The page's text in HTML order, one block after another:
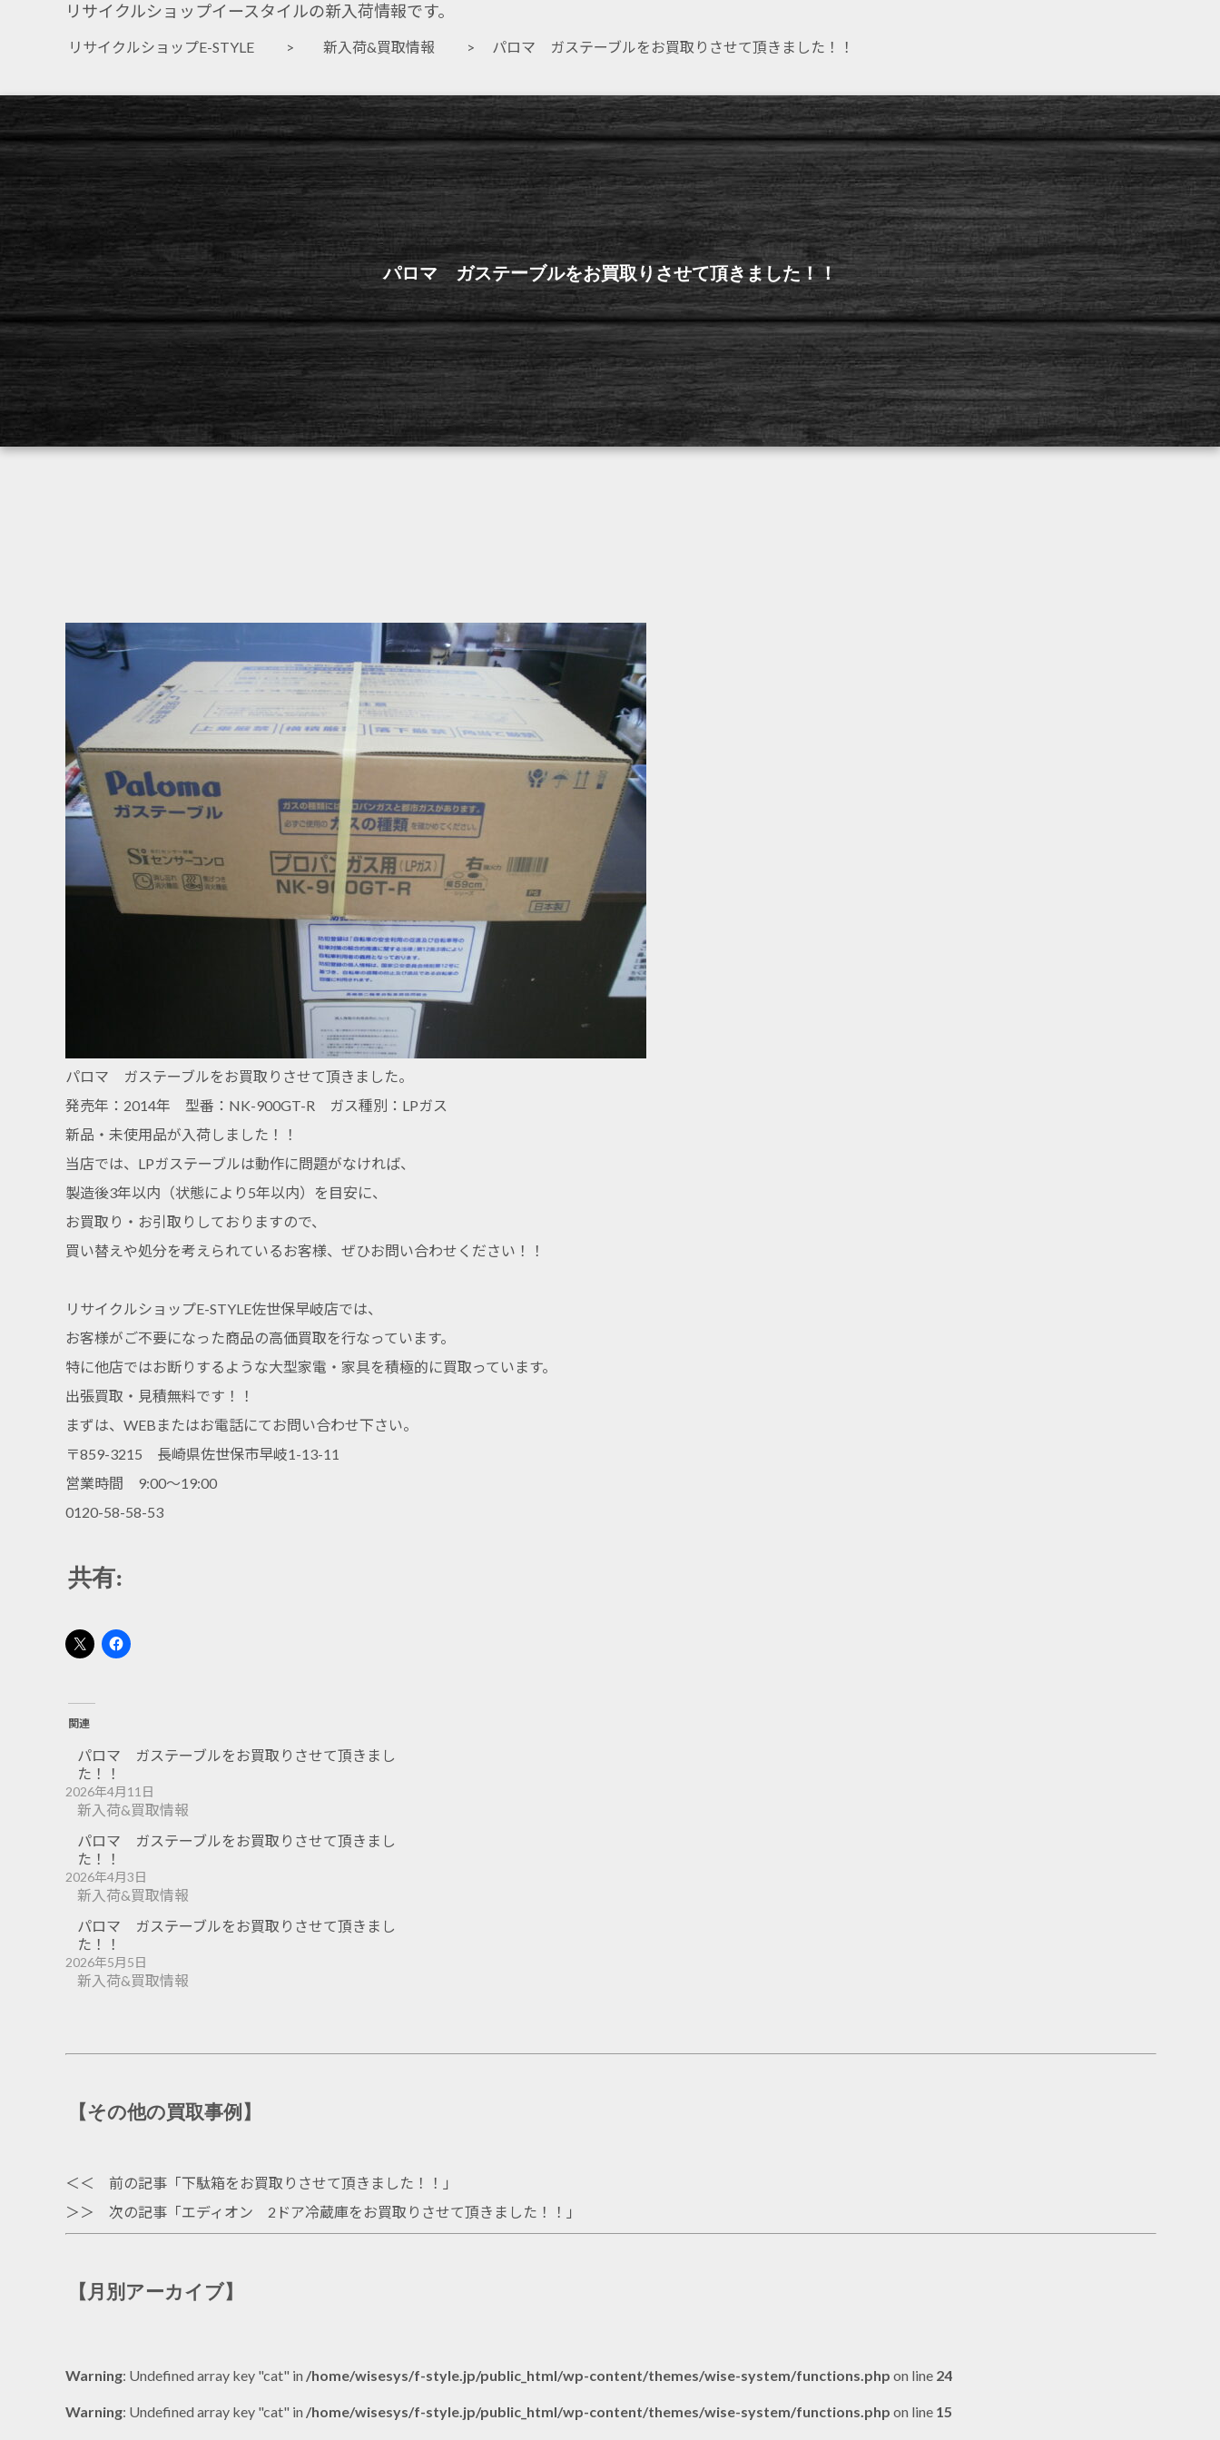
リサイクルショップイースタイルの新入荷情報です。
リサイクルショップE-STYLE > 新入荷&買取情報 > パロマ ガステーブルをお買取りさせて頂きました！！
パロマ ガステーブルをお買取りさせて頂きました！！
パロマ ガステーブルをお買取りさせて頂きました。
発売年：2014年 型番：NK-900GT-R ガス種別：LPガス
新品・未使用品が入荷しました！！
当店では、LPガステーブルは動作に問題がなければ、
製造後3年以内（状態により5年以内）を目安に、
お買取り・お引取りしておりますので、
買い替えや処分を考えられているお客様、ぜひお問い合わせください！！
リサイクルショップE-STYLE佐世保早岐店では、
お客様がご不要になった商品の高価買取を行なっています。
特に他店ではお断りするような大型家電・家具を積極的に買取っています。
出張買取・見積無料です！！
まずは、WEBまたはお電話にてお問い合わせ下さい。
〒859-3215 長崎県佐世保市早岐1-13-11
営業時間 9:00～19:00
0120-58-58-53
共有:
関連
パロマ ガステーブルをお買取りさせて頂きまし
た！！
2026年4月11日
新入荷&買取情報
パロマ ガステーブルをお買取りさせて頂きまし
た！！
2026年4月3日
新入荷&買取情報
パロマ ガステーブルをお買取りさせて頂きまし
た！！
2026年5月5日
新入荷&買取情報
【その他の買取事例】
＜＜ 前の記事「下駄箱をお買取りさせて頂きました！！ 」
＞＞ 次の記事「エディオン 2ドア冷蔵庫をお買取りさせて頂きました！！ 」
【月別アーカイブ】
Warning: Undefined array key "cat" in /home/wisesys/f-style.jp/public_html/wp-content/themes/wise-system/functions.php on line 24
Warning: Undefined array key "cat" in /home/wisesys/f-style.jp/public_html/wp-content/themes/wise-system/functions.php on line 15